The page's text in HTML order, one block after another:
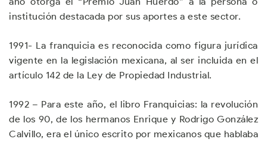
institución destacada por sus aportes a este sector.
1991- La franquicia es reconocida como figura jurídica
vigente en la legislación mexicana, al ser incluida en el
artículo 142 de la Ley de Propiedad Industrial.
1992 – Para este año, el libro Franquicias: la revolución
de los 90, de los hermanos Enrique y Rodrigo González
Calvillo, era el único escrito por mexicanos que hablaba